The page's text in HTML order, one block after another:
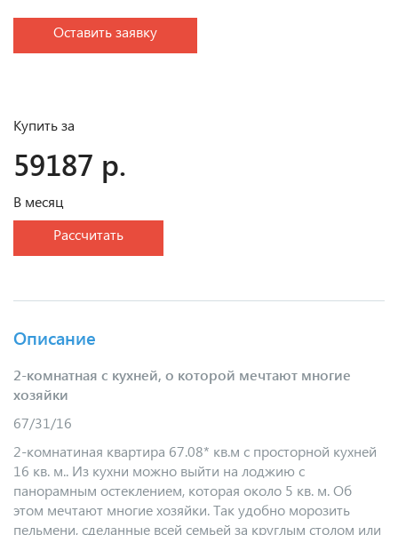
Оставить заявку
Купить за
59187 р.
В месяц
Рассчитать
Описание
2-комнатная с кухней, о которой мечтают многие
хозяйки
67/31/16
2-комнатиная квартира 67.08* кв.м с просторной кухней
16 кв. м.. Из кухни можно выйти на лоджию с
панорамным остеклением, которая около 5 кв. м. Об
этом мечтают многие хозяйки. Так удобно морозить
пельмени, сделанные всей семьей за круглым столом или